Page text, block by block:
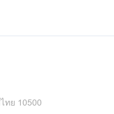
ทย 10500